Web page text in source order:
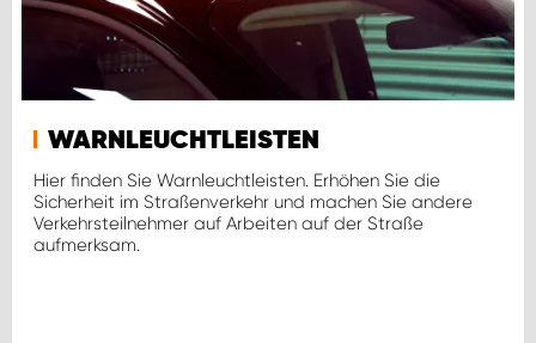
WARNLEUCHTLEISTEN
Hier finden Sie Warnleuchtleisten. Erhöhen Sie die
Sicherheit im Straßenverkehr und machen Sie andere
Verkehrsteilnehmer auf Arbeiten auf der Straße
aufmerksam.